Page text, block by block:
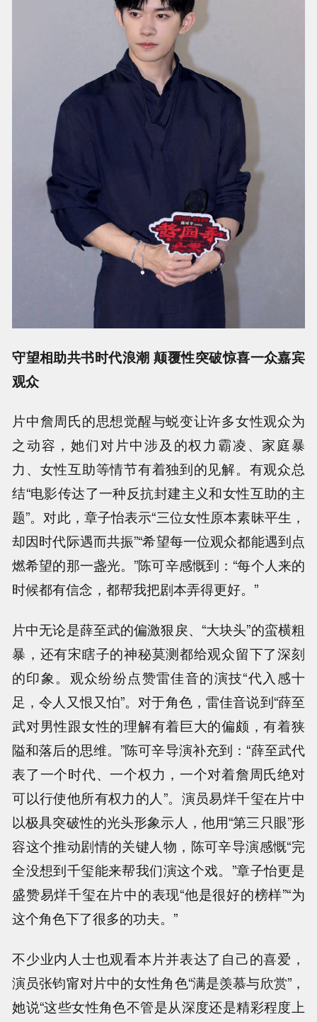
守望相助共书时代浪潮 颠覆性突破惊喜一众嘉宾
观众
片中詹周氏的思想觉醒与蜕变让许多女性观众为
之动容，她们对片中涉及的权力霸凌、家庭暴
力、女性互助等情节有着独到的见解。有观众总
结“电影传达了一种反抗封建主义和女性互助的主
题”。对此，章子怡表示“三位女性原本素昧平生，
却因时代际遇而共振”“希望每一位观众都能遇到点
燃希望的那一盏光。”陈可辛感慨到：“每个人来的
时候都有信念，都帮我把剧本弄得更好。”
片中无论是薛至武的偏激狠戾、“大块头”的蛮横粗
暴，还有宋瞎子的神秘莫测都给观众留下了深刻
的印象。观众纷纷点赞雷佳音的演技“代入感十
足，令人又恨又怕”。对于角色，雷佳音说到“薛至
武对男性跟女性的理解有着巨大的偏颇，有着狭
隘和落后的思维。”陈可辛导演补充到：“薛至武代
表了一个时代、一个权力，一个对着詹周氏绝对
可以行使他所有权力的人”。演员易烊千玺在片中
以极具突破性的光头形象示人，他用“第三只眼”形
容这个推动剧情的关键人物，陈可辛导演感慨“完
全没想到千玺能来帮我们演这个戏。”章子怡更是
盛赞易烊千玺在片中的表现“他是很好的榜样”“为
这个角色下了很多的功夫。”
不少业内人士也观看本片并表达了自己的喜爱，
演员张钧甯对片中的女性角色“满是羡慕与欣赏”，
她说“这些女性角色不管是从深度还是精彩程度上